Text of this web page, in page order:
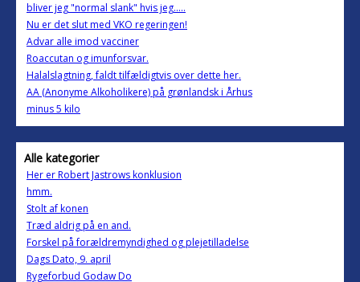
bliver jeg "normal slank" hvis jeg.....
Nu er det slut med VKO regeringen!
Advar alle imod vacciner
Roaccutan og imunforsvar.
Halalslagtning, faldt tilfældigtvis over dette her.
AA (Anonyme Alkoholikere) på grønlandsk i Århus
minus 5 kilo
Alle kategorier
Her er Robert Jastrows konklusion
hmm.
Stolt af konen
Træd aldrig på en and.
Forskel på forældremyndighed og plejetilladelse
Dags Dato, 9. april
Rygeforbud Godaw Do